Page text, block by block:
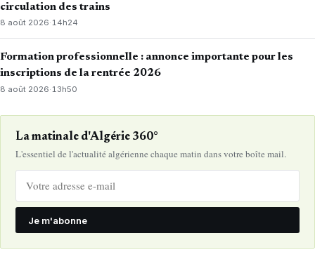
circulation des trains
8 août 2026·14h24
Formation professionnelle : annonce importante pour les
inscriptions de la rentrée 2026
8 août 2026·13h50
La matinale d'Algérie 360°
L'essentiel de l'actualité algérienne chaque matin dans votre boîte mail.
Je m'abonne